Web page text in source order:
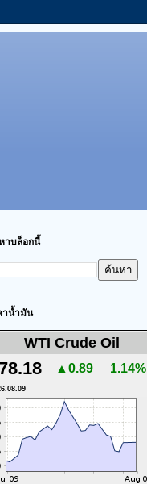
าบล็อกนี้
าน้ำมัน
WTI Crude Oil
▲0.89 1.14%